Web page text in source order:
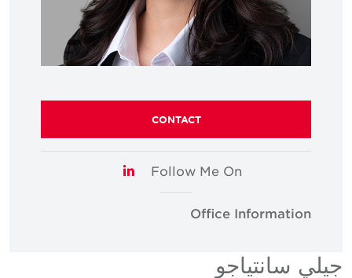
CONTACT
Follow Me On
LinkedIn
Office Information
جيلي سانتياجو